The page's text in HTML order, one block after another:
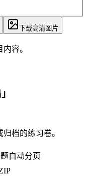
下载高清图片
容。
档的练习卷。
自动分页